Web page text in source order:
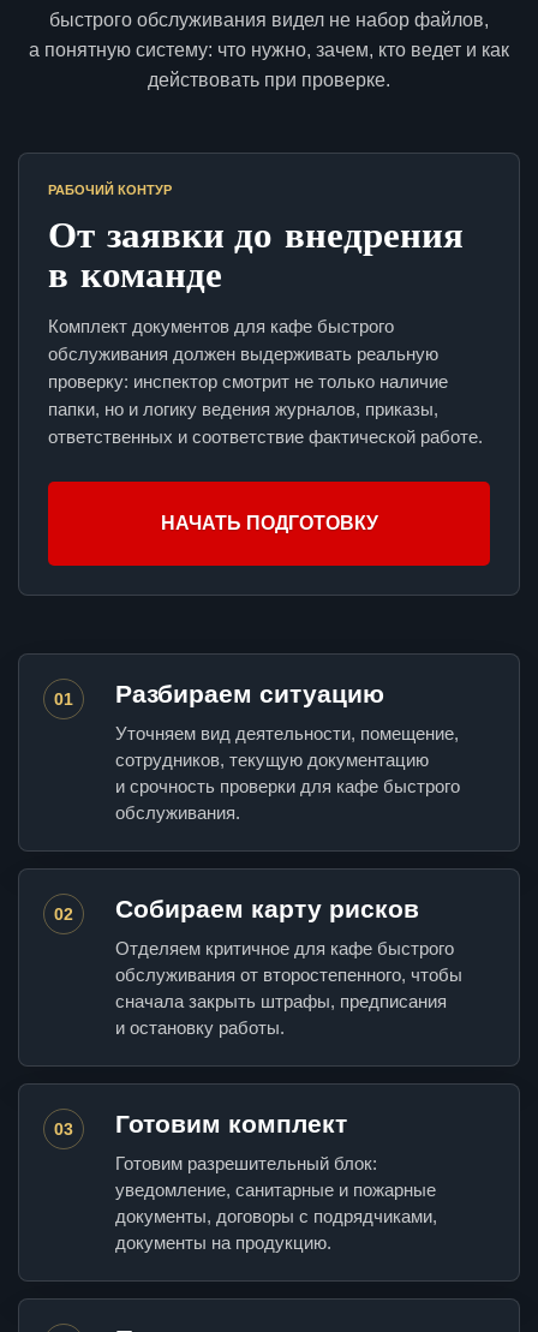
быстрого обслуживания видел не набор файлов,
а понятную систему: что нужно, зачем, кто ведет и как
действовать при проверке.
РАБОЧИЙ КОНТУР
От заявки до внедрения
в команде
Комплект документов для кафе быстрого
обслуживания должен выдерживать реальную
проверку: инспектор смотрит не только наличие
папки, но и логику ведения журналов, приказы,
ответственных и соответствие фактической работе.
НАЧАТЬ ПОДГОТОВКУ
01 Разбираем ситуацию
Уточняем вид деятельности, помещение,
сотрудников, текущую документацию
и срочность проверки для кафе быстрого
обслуживания.
02 Собираем карту рисков
Отделяем критичное для кафе быстрого
обслуживания от второстепенного, чтобы
сначала закрыть штрафы, предписания
и остановку работы.
03 Готовим комплект
Готовим разрешительный блок:
уведомление, санитарные и пожарные
документы, договоры с подрядчиками,
документы на продукцию.